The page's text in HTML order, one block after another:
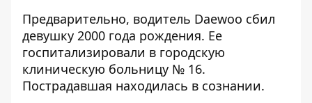
Предварительно, водитель Daewoo сбил
девушку 2000 года рождения. Ее
госпитализировали в городскую
клиническую больницу № 16.
Пострадавшая находилась в сознании.